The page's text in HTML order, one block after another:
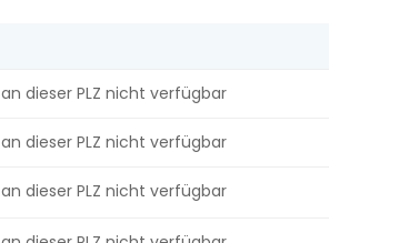
an dieser PLZ nicht verfügbar
an dieser PLZ nicht verfügbar
an dieser PLZ nicht verfügbar